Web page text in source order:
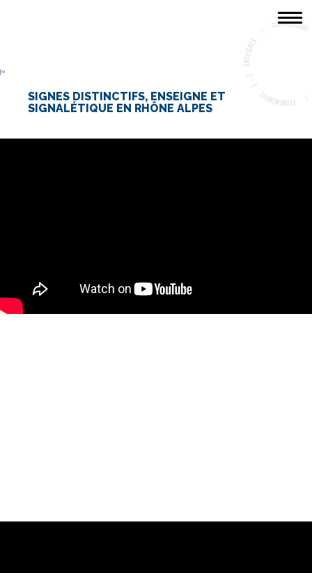
PORTFOLIO
SIGNES DISTINCTIFS, ENSEIGNE ET
SIGNALÉTIQUE EN RHÔNE ALPES